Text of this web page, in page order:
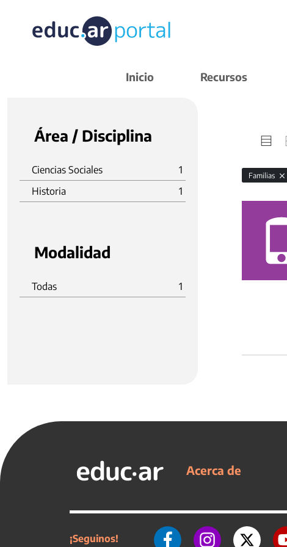
Inicio Recursos
Área / Disciplina
Ciencias Sociales
1
Historia
1
Modalidad
Todas 1
Familias
Acerca de
¡Seguinos!